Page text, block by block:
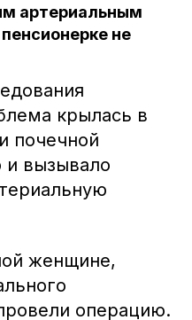
артериальным
не
крылась в
почечной
и вызывало
женщине,
операцию.